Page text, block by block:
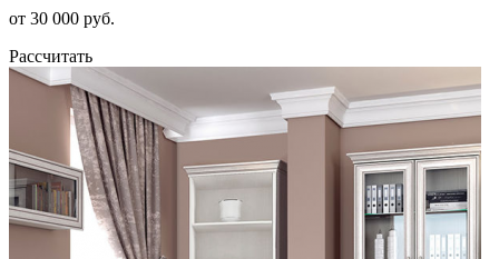
от 30 000 руб.
Рассчитать